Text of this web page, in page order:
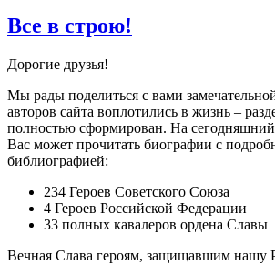
Все в строю!
Дорогие друзья!
Мы рады поделиться с вами
авторов сайта воплотились в жизнь –
полностью сформирован. На
Вас может прочитать биографии с
библиографией:
234 Героев Советского Союза
4 Героев Российской Федерации
33 полных кавалеров ордена Славы
Вечная Слава героям, защищавшим нашу